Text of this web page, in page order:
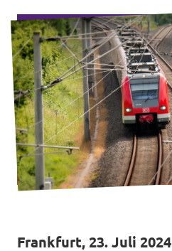
Transparenz
Datenschutz
Impressum
Kontakt
Frankfurt, 23. Juli 2024